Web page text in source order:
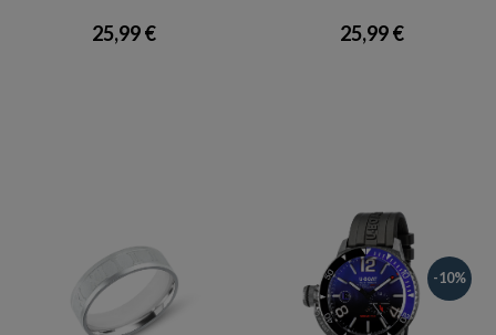
25,99 € 25,99 €
-10%